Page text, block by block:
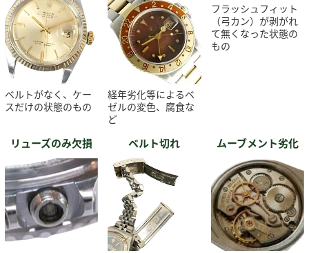
ベルトがなく、ケー
スだけの状態のもの
経年劣化等によるベ
ゼルの変色、腐食な
ど
フラッシュフィット
（弓カン）が剥がれ
て無くなった状態の
もの
リューズのみ欠損 ベルト切れ ムーブメント劣化